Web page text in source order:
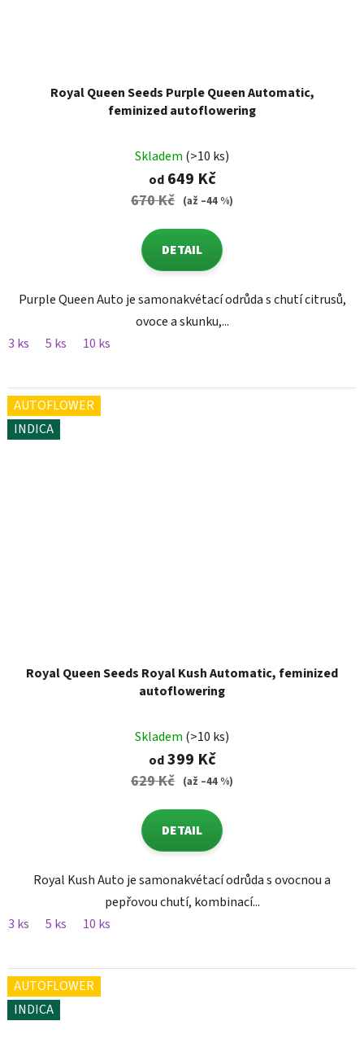
Royal Queen Seeds Purple Queen Automatic,
feminized autoflowering
Skladem (>10 ks)
od649 Kč
670 Kč (až –44 %)
DETAIL
Purple Queen Auto je samonakvétací odrůda s chutí citrusů,
ovoce a skunku,...
3 ks
5 ks 10 ks
AUTOFLOWER
INDICA
Royal Queen Seeds Royal Kush Automatic, feminized
autoflowering
Skladem (>10 ks)
od399 Kč
629 Kč (až –44 %)
DETAIL
Royal Kush Auto je samonakvétací odrůda s ovocnou a
pepřovou chutí, kombinací...
3 ks
5 ks 10 ks
AUTOFLOWER
INDICA